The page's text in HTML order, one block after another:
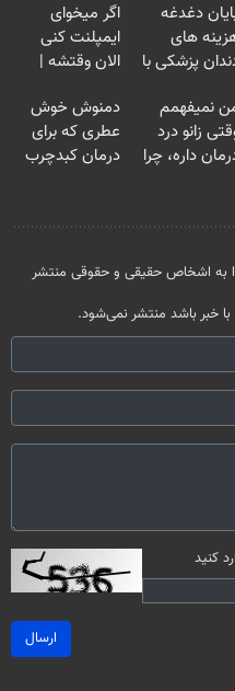
دغدغه
های
پزشکی با
اگر میخوای
ایمپلنت کنی
الان وقتشه |
میلیون تومان!!!
نمیفهمم
زانو درد
داره، چرا
دمنوش خوش
عطری که برای
درمان کبدچرب
به اشخاص حقیقی و حقوقی منتشر
با خبر باشد منتشر نمی‌شود.
کنید
ارسال